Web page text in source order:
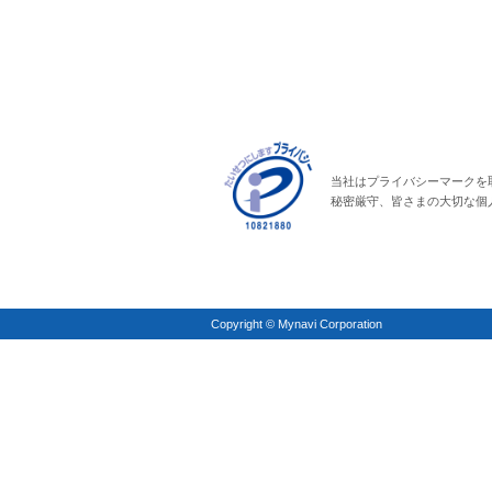
当社はプライバシーマークを
秘密厳守、皆さまの大切な個
Copyright © Mynavi Corporation